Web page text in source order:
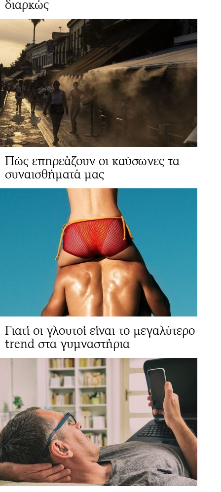
διαρκώς
Πώς επηρεάζουν οι καύσωνες τα
συναισθήματά μας
Γιατί οι γλουτοί είναι το μεγαλύτερο
trend στα γυμναστήρια